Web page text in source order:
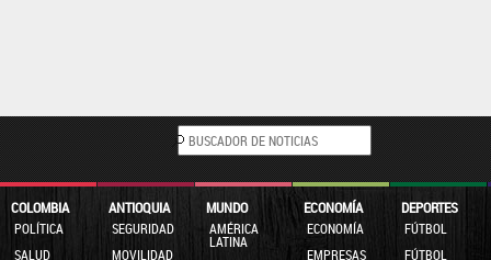
COLOMBIA
POLÍTICA
SALUD
ANTIOQUIA
SEGURIDAD
MOVILIDAD
MUNDO
AMÉRICA
LATINA
ECONOMÍA
ECONOMÍA
EMPRESAS
DEPORTES
FÚTBOL
FÚTBOL